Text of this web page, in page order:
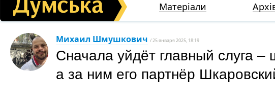
Матеріали
Михаил Шмушкович / 25 января 2025, 18:19
Сначала уйдёт главный слуга –
а за ним его партнёр